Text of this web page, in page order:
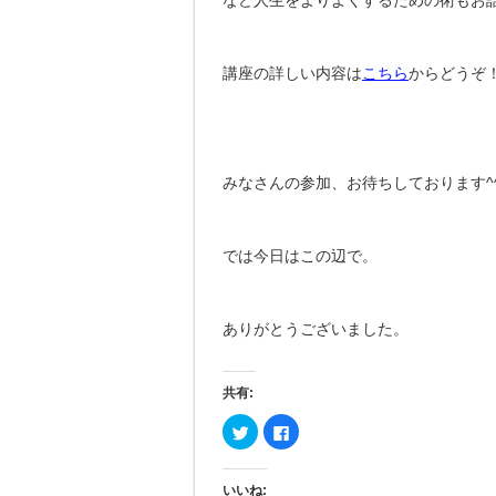
講座の詳しい内容はこちらからどうぞ
みなさんの参加、お待ちしております
では今日はこの辺で。
ありがとうございました。
共有:
ク
リ
ク
し
Facebook
で
いいね: